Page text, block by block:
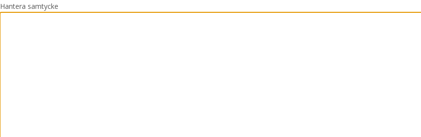
Hantera samtycke